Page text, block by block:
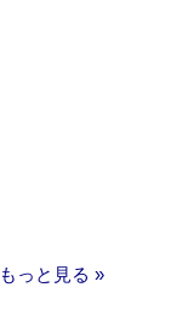
もっと見る »